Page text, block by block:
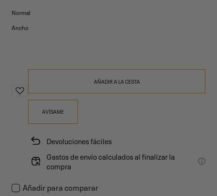
Normal
Ancho
AÑADIR A LA CESTA
AVÍSAME
Devoluciones fáciles
Gastos de envío calculados al finalizar la
compra
Añadir para comparar